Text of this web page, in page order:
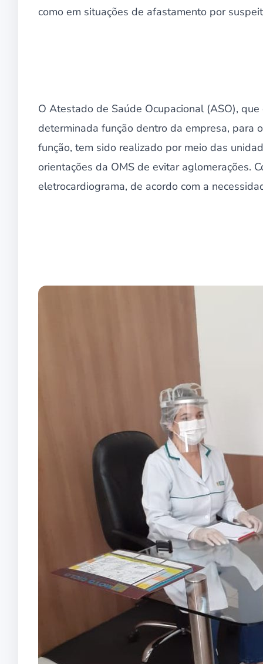
como em situações de afastamento por
O Atestado de Saúde Ocupacional (ASO),
determinada função dentro da empresa, para
função, tem sido realizado por meio das
orientações da OMS de evitar aglomerações.
eletrocardiograma, de acordo com a